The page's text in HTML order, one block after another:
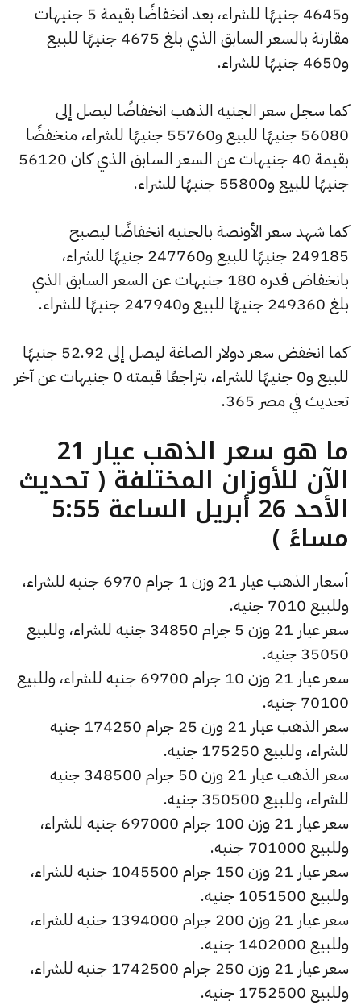
و4645 جنيهًا للشراء، بعد انخفاضًا بقيمة 5 جنيهات
مقارنة بالسعر السابق الذي بلغ 4675 جنيهًا للبيع
و4650 جنيهًا للشراء.
كما سجل سعر الجنيه الذهب انخفاضًا ليصل إلى
56080 جنيهًا للبيع و55760 جنيهًا للشراء، منخفضًا
بقيمة 40 جنيهات عن السعر السابق الذي كان 56120
جنيهًا للبيع و55800 جنيهًا للشراء.
كما شهد سعر الأونصة بالجنيه انخفاضًا ليصبح
249185 جنيهًا للبيع و247760 جنيهًا للشراء،
بانخفاض قدره 180 جنيهات عن السعر السابق الذي
بلغ 249360 جنيهًا للبيع و247940 جنيهًا للشراء.
كما انخفض سعر دولار الصاغة ليصل إلى 52.92 جنيهًا
للبيع و0 جنيهًا للشراء، بتراجعًا قيمته 0 جنيهات عن آخر
تحديث في مصر 365.
ما هو سعر الذهب عيار 21
الآن للأوزان المختلفة ( تحديث
الأحد 26 أبريل الساعة 5:55
مساءً )
أسعار الذهب عيار 21 وزن 1 جرام 6970 جنيه للشراء،
وللبيع 7010 جنيه.
سعر عيار 21 وزن 5 جرام 34850 جنيه للشراء، وللبيع
35050 جنيه.
سعر عيار 21 وزن 10 جرام 69700 جنيه للشراء، وللبيع
70100 جنيه.
سعر الذهب عيار 21 وزن 25 جرام 174250 جنيه
للشراء، وللبيع 175250 جنيه.
سعر الذهب عيار 21 وزن 50 جرام 348500 جنيه
للشراء، وللبيع 350500 جنيه.
سعر عيار 21 وزن 100 جرام 697000 جنيه للشراء،
وللبيع 701000 جنيه.
سعر عيار 21 وزن 150 جرام 1045500 جنيه للشراء،
وللبيع 1051500 جنيه.
سعر عيار 21 وزن 200 جرام 1394000 جنيه للشراء،
وللبيع 1402000 جنيه.
سعر عيار 21 وزن 250 جرام 1742500 جنيه للشراء،
وللبيع 1752500 جنيه.